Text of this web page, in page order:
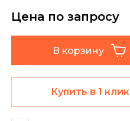
Цена по запросу
В корзину
Купить в 1 клик